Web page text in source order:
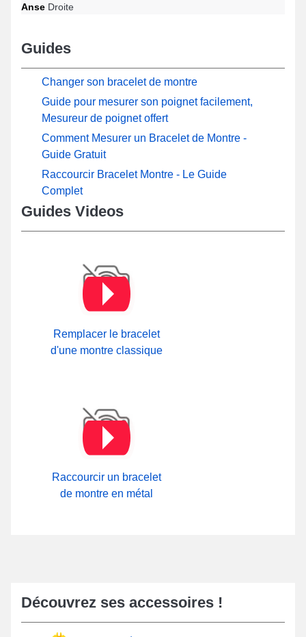
Anse Droite
Guides
Changer son bracelet de montre
Guide pour mesurer son poignet facilement,
Mesureur de poignet offert
Comment Mesurer un Bracelet de Montre -
Guide Gratuit
Raccourcir Bracelet Montre - Le Guide
Complet
Guides Videos
Remplacer le bracelet
d'une montre classique
Raccourcir un bracelet
de montre en métal
Découvrez ses accessoires !